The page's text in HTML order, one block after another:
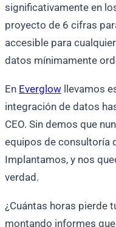
significativamente en
proyecto de 6 cifras
accesible para
datos mínimamente
En Everglow llevamos
integración de datos
CEO. Sin demos que
equipos de consultoría
Implantamos, y nos
verdad.
¿Cuántas horas pierde
montando informes